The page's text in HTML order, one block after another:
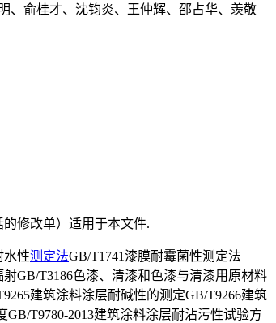
、俞桂才、沈钧炎、王仲辉、邵占华、羡敬
修改单）适用于本文件.
水性测定法GB/T1741漆膜耐霉菌性测定法
GB/T3186色漆、清漆和色漆与清漆用原材料
建筑涂料涂层耐碱性的测定GB/T9266建筑
T9780-2013建筑涂料涂层耐沾污性试验方